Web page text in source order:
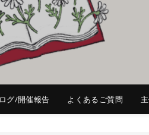
グ/開催報告 よくあるご質問